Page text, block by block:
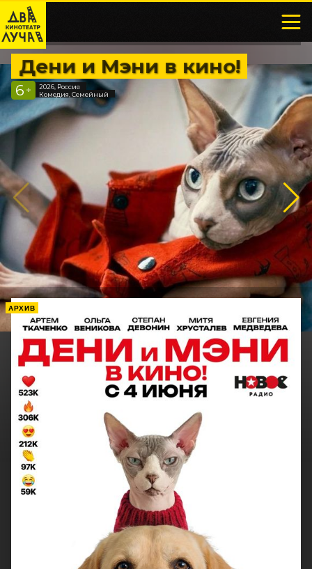
Дени и Мэни в кино!
6 +
2026, Россия
Комедия, Семейный
АРХИВ